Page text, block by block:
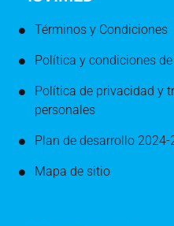
Términos y Condiciones
Política y condiciones
Política de privacidad y
personales
Plan de desarrollo 2024-
Mapa de sitio